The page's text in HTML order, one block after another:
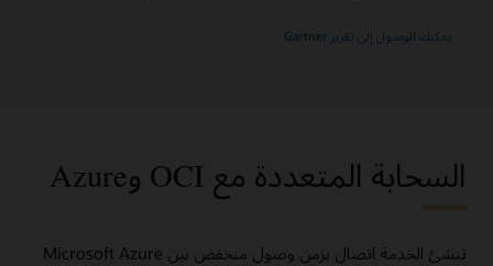
يمكنك الوصول إلى تقرير Gartner2024
السحابة المتعددة مع OCI وAzure
تنشئ الخدمة اتصال بزمن وصول منخفض بين Microsoft Azure